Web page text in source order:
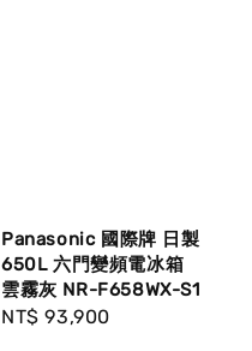
Panasonic 國際牌 日製
650L 六門變頻電冰箱
雲霧灰 NR-F658WX-S1
Regular
NT$ 93,900